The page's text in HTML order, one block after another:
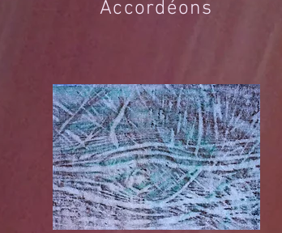
Accordéons